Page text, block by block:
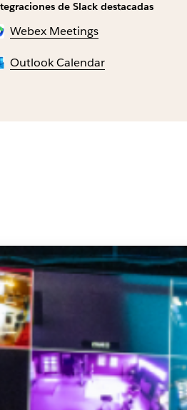
de Slack destacadas
Webex Meetings
Outlook Calendar